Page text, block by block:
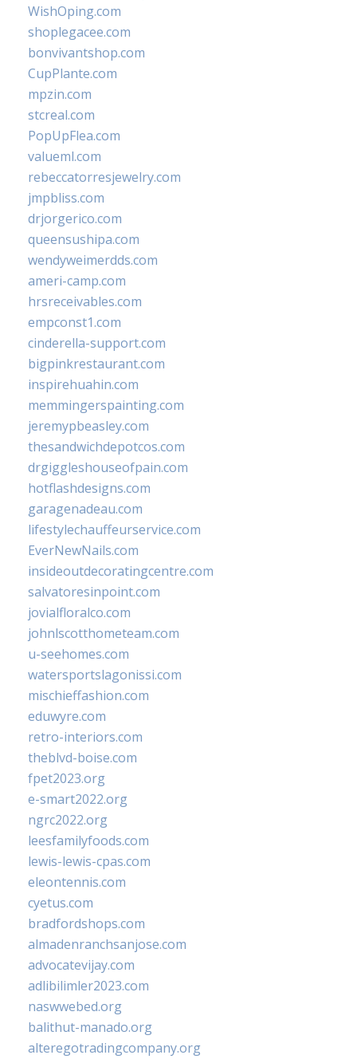
WishOping.com
shoplegacee.com
bonvivantshop.com
CupPlante.com
mpzin.com
stcreal.com
PopUpFlea.com
valueml.com
rebeccatorresjewelry.com
jmpbliss.com
drjorgerico.com
queensushipa.com
wendyweimerdds.com
ameri-camp.com
hrsreceivables.com
empconst1.com
cinderella-support.com
bigpinkrestaurant.com
inspirehuahin.com
memmingerspainting.com
jeremypbeasley.com
thesandwichdepotcos.com
drgiggleshouseofpain.com
hotflashdesigns.com
garagenadeau.com
lifestylechauffeurservice.com
EverNewNails.com
insideoutdecoratingcentre.com
salvatoresinpoint.com
jovialfloralco.com
johnlscotthometeam.com
u-seehomes.com
watersportslagonissi.com
mischieffashion.com
eduwyre.com
retro-interiors.com
theblvd-boise.com
fpet2023.org
e-smart2022.org
ngrc2022.org
leesfamilyfoods.com
lewis-lewis-cpas.com
eleontennis.com
cyetus.com
bradfordshops.com
almadenranchsanjose.com
advocatevijay.com
adlibilimler2023.com
naswwebed.org
balithut-manado.org
alteregotradingcompany.org